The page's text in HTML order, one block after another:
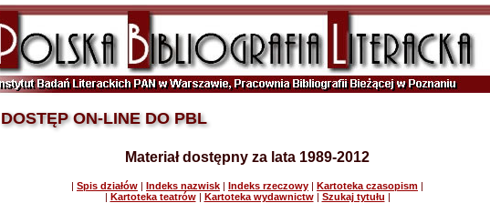
DOSTĘP ON-LINE DO PBL
Materiał dostępny za lata 1989-2012
| Spis działów | Indeks nazwisk | Indeks rzeczowy | Kartoteka czasopism |
| Kartoteka teatrów| Kartoteka wydawnictw| Szukaj tytułu |